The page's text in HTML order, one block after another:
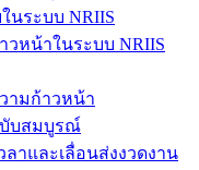
นระบบ NRIIS
หน้าในระบบ NRIIS
ามก้าวหน้า
บสมบูรณ์
าและเลื่อนส่งงวดงาน